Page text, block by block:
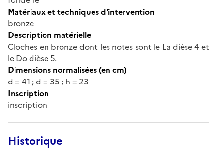
Matériaux et techniques d'intervention
bronze
Description matérielle
Cloches en bronze dont les notes sont le La dièse 4 et
le Do dièse 5.
Dimensions normalisées (en cm)
d = 41 ; d = 35 ; h = 23
Inscription
inscription
Historique